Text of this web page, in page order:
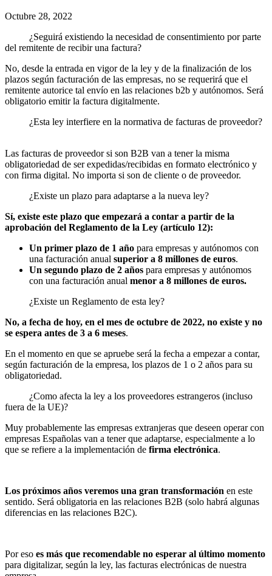
Octubre 28, 2022
¿Seguirá existiendo la necesidad de consentimiento por parte
del remitente de recibir una factura?
No, desde la entrada en vigor de la ley y de la finalización de los
plazos según facturación de las empresas, no se requerirá que el
remitente autorice tal envío en las relaciones b2b y autónomos. Será
obligatorio emitir la factura digitalmente.
¿Esta ley interfiere en la normativa de facturas de proveedor?
Las facturas de proveedor si son B2B van a tener la misma
obligatoriedad de ser expedidas/recibidas en formato electrónico y
con firma digital. No importa si son de cliente o de proveedor.
¿Existe un plazo para adaptarse a la nueva ley?
Sí, existe este plazo que empezará a contar a partir de la
aprobación del Reglamento de la Ley (artículo 12):
Un primer plazo de 1 año para empresas y autónomos con
una facturación anual superior a 8 millones de euros.
Un segundo plazo de 2 años para empresas y autónomos
con una facturación anual menor a 8 millones de euros.
¿Existe un Reglamento de esta ley?
No, a fecha de hoy, en el mes de octubre de 2022, no existe y no
se espera antes de 3 a 6 meses.
En el momento en que se apruebe será la fecha a empezar a contar,
según facturación de la empresa, los plazos de 1 o 2 años para su
obligatoriedad.
¿Como afecta la ley a los proveedores estrangeros (incluso
fuera de la UE)?
Muy probablemente las empresas extranjeras que deseen operar con
empresas Españolas van a tener que adaptarse, especialmente a lo
que se refiere a la implementación de firma electrónica.
Los próximos años veremos una gran transformación en este
sentido. Será obligatoria en las relaciones B2B (solo habrá algunas
diferencias en las relaciones B2C).
Por eso es más que recomendable no esperar al último momento
para digitalizar, según la ley, las facturas electrónicas de nuestra